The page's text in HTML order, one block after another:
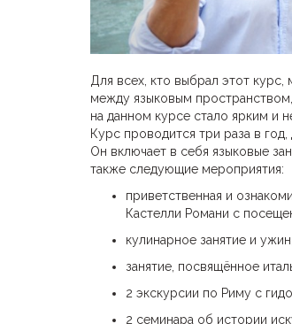
Для всех, кто выбрал этот
между языковым
на данном курсе стало ярким и
Курс проводится три раза в
Он включает в себя языковые
также следующие мероприятия:
приветственная и
Кастелли Романи с
кулинарное занятие и ужин;
занятие, посвящённое
2 экскурсии по Риму с
2 семинара об истории